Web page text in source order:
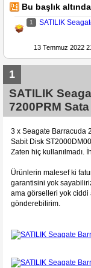
Bu başlık
1 SATILIK
13 Temmuz 2022
1
SATILIK
7200PRM Sata
3 x Seagate Barracuda
Sabit Disk
Zaten hiç kullanılmadı.
Ürünlerin malesef ki
garantisini yok
ama görselleri yok ciddi
gönderebilirim.